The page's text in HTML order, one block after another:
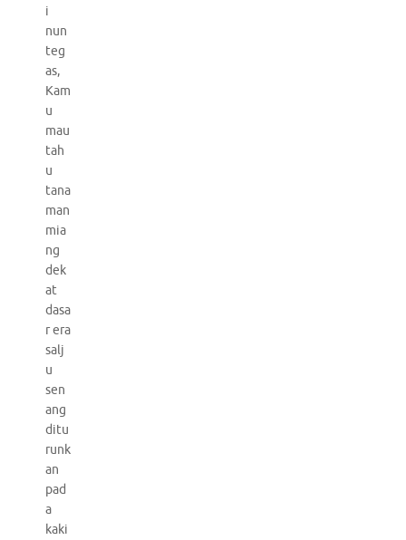
i
nun
teg
as,
Kam
u
mau
tah
u
tana
man
mia
ng
dek
at
dasa
r era
salj
u
sen
ang
ditu
runk
an
pad
a
kaki